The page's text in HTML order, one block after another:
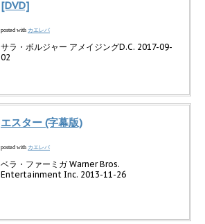
[DVD]
posted with カエレバ
サラ・ボルジャー アメイジングD.C. 2017-09-
02
エスター (字幕版)
posted with カエレバ
ベラ・ファーミガ Warner Bros.
Entertainment Inc. 2013-11-26